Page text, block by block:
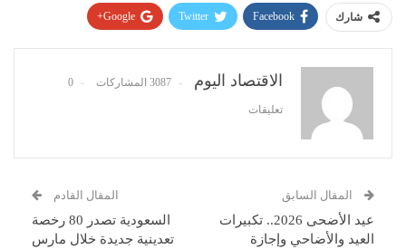
شارك Facebook
Twitter
Google+
الاقتصاد اليوم 3087 المشاركات 0
تعليقات
المقال السابق
عيد الأضحى 2026.. تكبيرات
العيد والأضاحي وإجازة
المقال القادم
السعودية تصدر 80 رخصة
تعدينية جديدة خلال مارس